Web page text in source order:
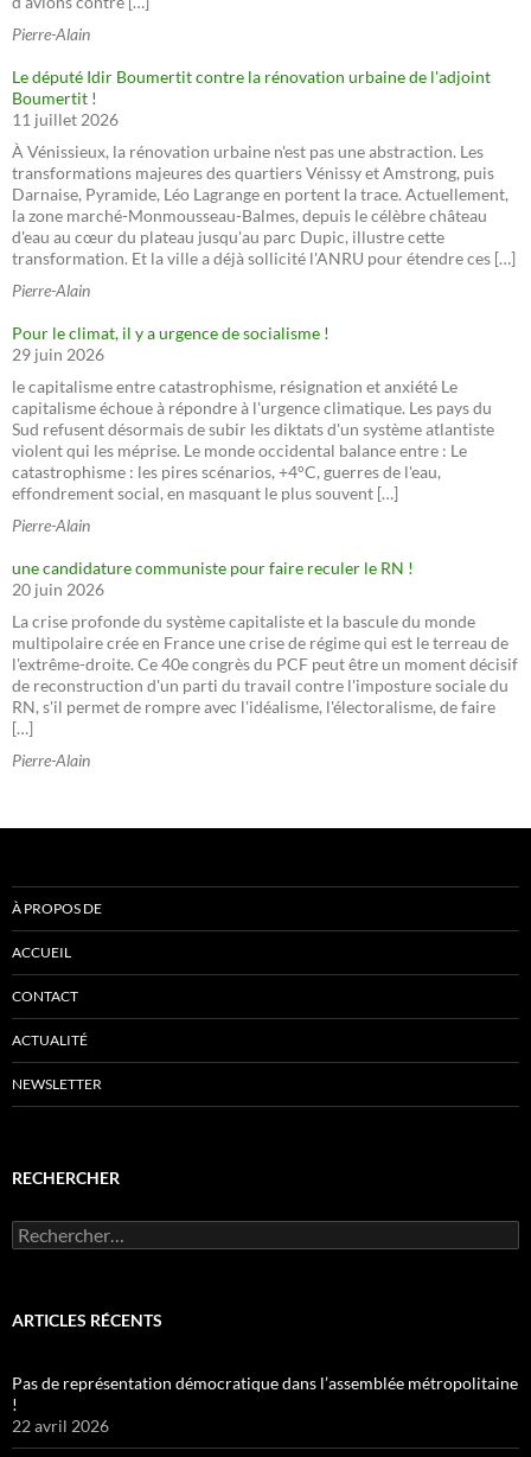
Pierre-Alain
Le député Idir Boumertit contre la rénovation urbaine de l'adjoint
Boumertit !
11 juillet 2026
À Vénissieux, la rénovation urbaine n'est pas une abstraction. Les
transformations majeures des quartiers Vénissy et Amstrong, puis
Darnaise, Pyramide, Léo Lagrange en portent la trace. Actuellement,
la zone marché-Monmousseau-Balmes, depuis le célèbre château
d'eau au cœur du plateau jusqu'au parc Dupic, illustre cette
transformation. Et la ville a déjà sollicité l'ANRU pour étendre ces […]
Pierre-Alain
Pour le climat, il y a urgence de socialisme !
29 juin 2026
le capitalisme entre catastrophisme, résignation et anxiété Le
capitalisme échoue à répondre à l'urgence climatique. Les pays du
Sud refusent désormais de subir les diktats d'un système atlantiste
violent qui les méprise. Le monde occidental balance entre : Le
catastrophisme : les pires scénarios, +4°C, guerres de l'eau,
effondrement social, en masquant le plus souvent […]
Pierre-Alain
une candidature communiste pour faire reculer le RN !
20 juin 2026
La crise profonde du système capitaliste et la bascule du monde
multipolaire crée en France une crise de régime qui est le terreau de
l'extrême-droite. Ce 40e congrès du PCF peut être un moment décisif
de reconstruction d'un parti du travail contre l'imposture sociale du
RN, s'il permet de rompre avec l'idéalisme, l'électoralisme, de faire
[…]
Pierre-Alain
À PROPOS DE
ACCUEIL
CONTACT
ACTUALITÉ
NEWSLETTER
RECHERCHER
Rechercher :
ARTICLES RÉCENTS
Pas de représentation démocratique dans l’assemblée métropolitaine
!
22 avril 2026